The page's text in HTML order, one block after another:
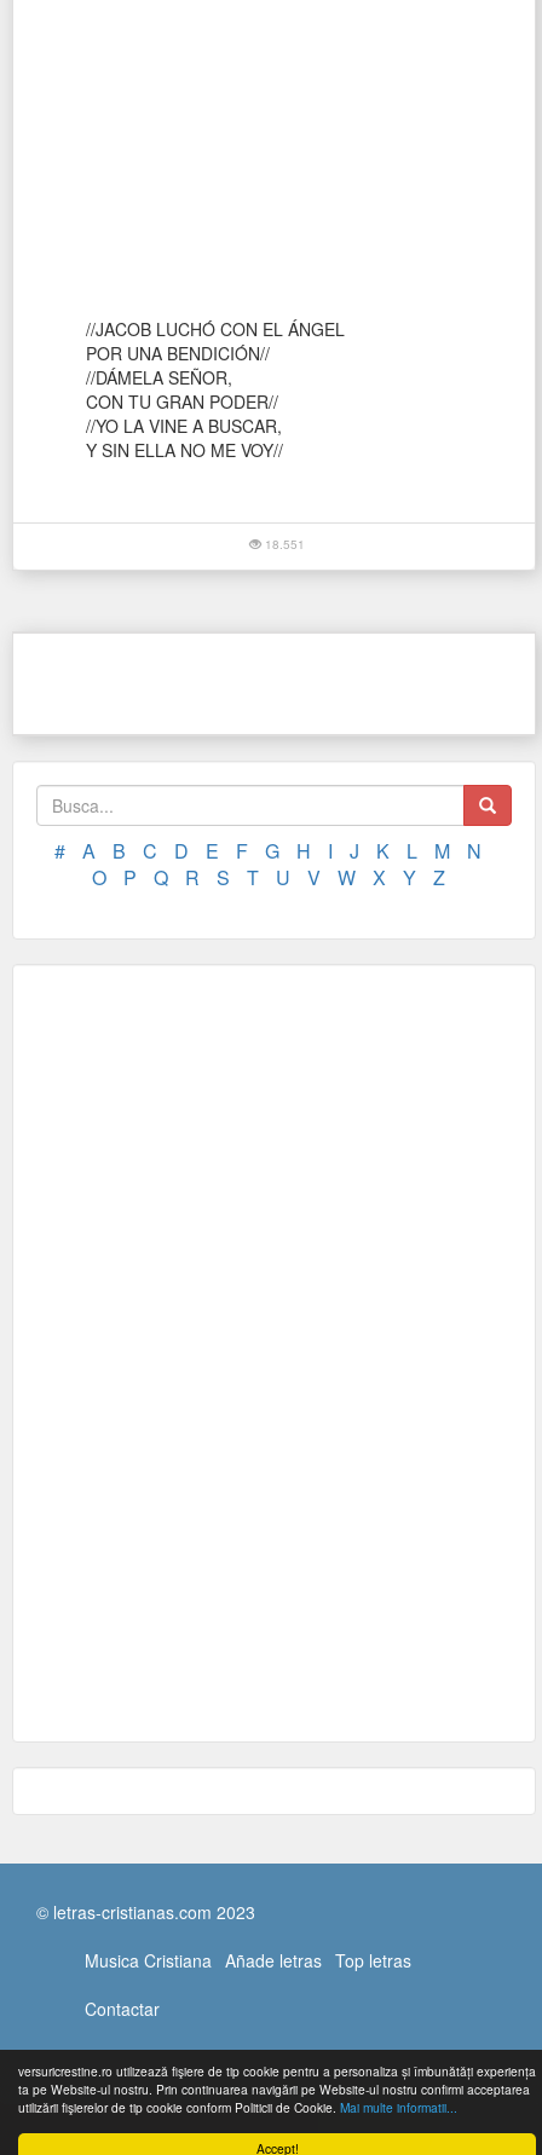
Accept!
versuricrestine.ro utilizează fişiere de tip cookie pentru a personaliza și îmbunătăți experiența
ta pe Website-ul nostru. Prin continuarea navigării pe Website-ul nostru confirmi acceptarea
utilizării fişierelor de tip cookie conform Politicii de Cookie. Mai multe informatii...
//JACOB LUCHÓ CON EL ÁNGEL
POR UNA BENDICIÓN//
//DÁMELA SEÑOR,
CON TU GRAN PODER//
//YO LA VINE A BUSCAR,
Y SIN ELLA NO ME VOY//
18.551
# A B C D E F G H I J K L M
N
O
P Q R S T U V W X Y Z
© letras-cristianas.com 2023
Musica Cristiana Añade letras Top letras
Contactar